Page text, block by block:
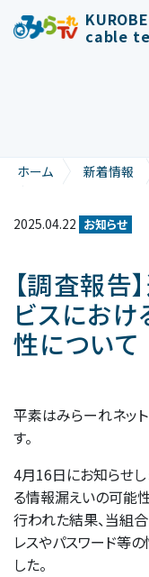
メインナビゲ
cable
ホーム 新着情報
2025.04.22 お知らせ
【調査報告
ビスにお
性について
平素はみらーれネッ
す。
4月16日にお知らせ
る情報漏えいの可能
行われた結果、当組
レスやパスワード等
した。